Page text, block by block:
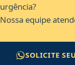
urgência?
Nossa equipe
SOLICITE